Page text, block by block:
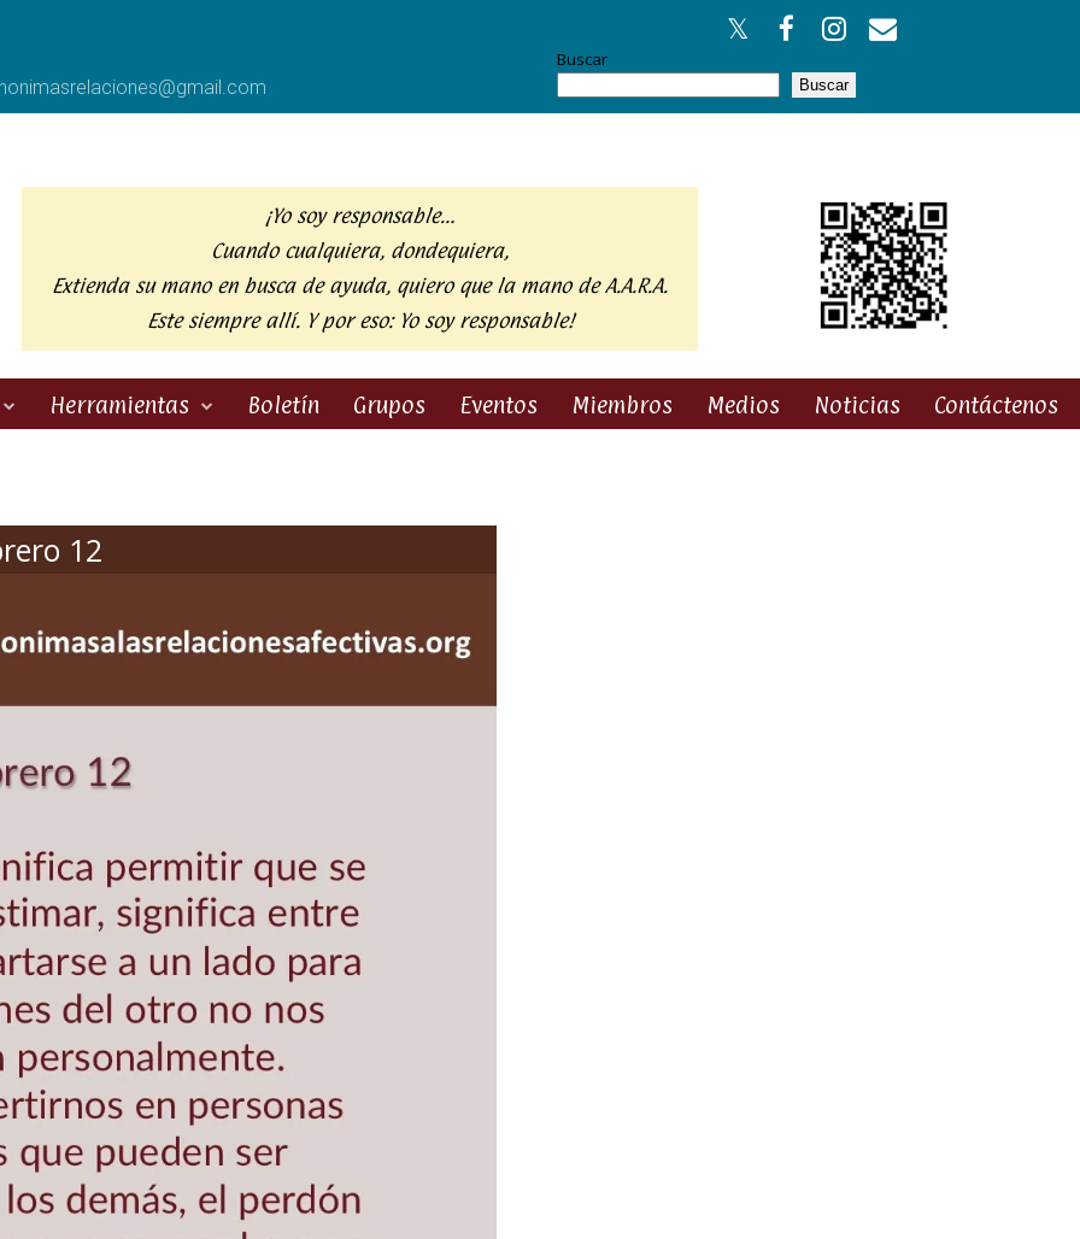
Buscar
Buscar
¡Yo soy responsable…
Cuando cualquiera, dondequiera,
Extienda su mano en busca de ayuda, quiero que la mano de A.A.R.A.
Este siempre allí. Y por eso: Yo soy responsable!
Herramientas Boletín Grupos Eventos Miembros Medios Noticias Contáctenos
12